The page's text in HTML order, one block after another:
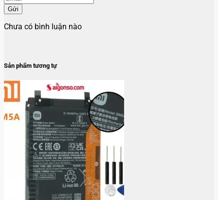
Gửi
Chưa có bình luận nào
Sản phẩm tương tự